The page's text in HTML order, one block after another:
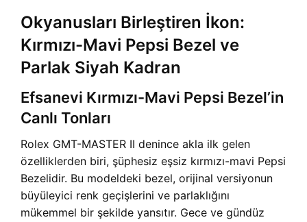
Okyanusları Birleştiren İkon:
Kırmızı-Mavi Pepsi Bezel ve
Parlak Siyah Kadran
Efsanevi Kırmızı-Mavi Pepsi Bezel’in
Canlı Tonları
Rolex GMT-MASTER II denince akla ilk gelen
özelliklerden biri, şüphesiz eşsiz kırmızı-mavi Pepsi
Bezelidir. Bu modeldeki bezel, orijinal versiyonun
büyüleyici renk geçişlerini ve parlaklığını
mükemmel bir şekilde yansıtır. Gece ve gündüz